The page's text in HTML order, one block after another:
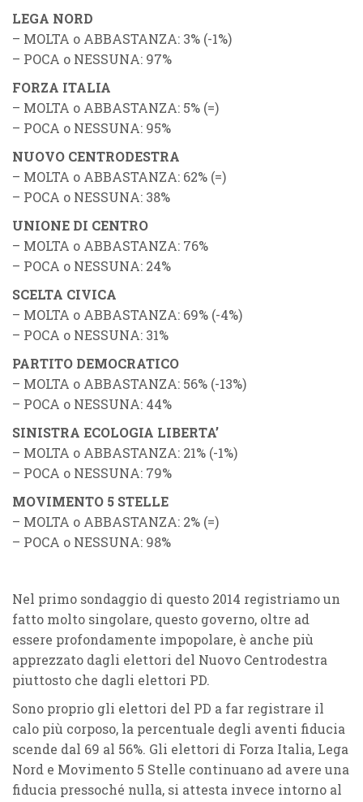
LEGA NORD
– MOLTA o ABBASTANZA: 3% (-1%)
– POCA o NESSUNA: 97%
FORZA ITALIA
– MOLTA o ABBASTANZA: 5% (=)
– POCA o NESSUNA: 95%
NUOVO CENTRODESTRA
– MOLTA o ABBASTANZA: 62% (=)
– POCA o NESSUNA: 38%
UNIONE DI CENTRO
– MOLTA o ABBASTANZA: 76%
– POCA o NESSUNA: 24%
SCELTA CIVICA
– MOLTA o ABBASTANZA: 69% (-4%)
– POCA o NESSUNA: 31%
PARTITO DEMOCRATICO
– MOLTA o ABBASTANZA: 56% (-13%)
– POCA o NESSUNA: 44%
SINISTRA ECOLOGIA LIBERTA’
– MOLTA o ABBASTANZA: 21% (-1%)
– POCA o NESSUNA: 79%
MOVIMENTO 5 STELLE
– MOLTA o ABBASTANZA: 2% (=)
– POCA o NESSUNA: 98%
Nel primo sondaggio di questo 2014 registriamo un
fatto molto singolare, questo governo, oltre ad
essere profondamente impopolare, è anche più
apprezzato dagli elettori del Nuovo Centrodestra
piuttosto che dagli elettori PD.
Sono proprio gli elettori del PD a far registrare il
calo più corposo, la percentuale degli aventi fiducia
scende dal 69 al 56%. Gli elettori di Forza Italia, Lega
Nord e Movimento 5 Stelle continuano ad avere una
fiducia pressoché nulla, si attesta invece intorno al